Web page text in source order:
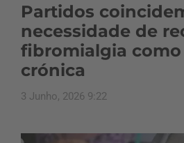
Partidos
necessidade de
fibromialgia como
crónica
3 Junho, 2026 9:22